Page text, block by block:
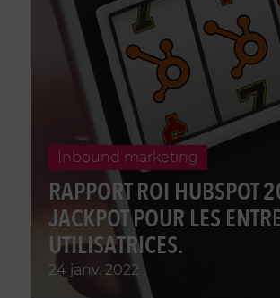
Inbound marketing
RAPPORT ROI HUBSPOT
JACKPOT POUR LES
UTILISATRICES.
24 janv. 2022